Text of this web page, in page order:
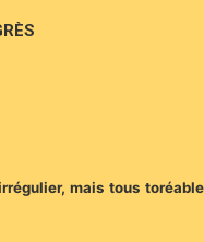
mais tous